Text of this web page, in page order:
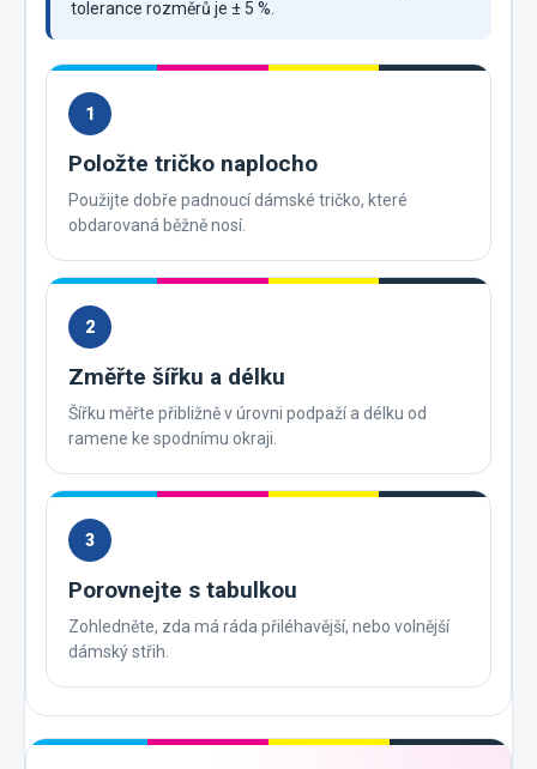
tolerance rozměrů je ± 5 %.
1
Položte tričko naplocho
Použijte dobře padnoucí dámské tričko, které
obdarovaná běžně nosí.
2
Změřte šířku a délku
Šířku měřte přibližně v úrovni podpaží a délku od
ramene ke spodnímu okraji.
3
Porovnejte s tabulkou
Zohledněte, zda má ráda přiléhavější, nebo volnější
dámský střih.